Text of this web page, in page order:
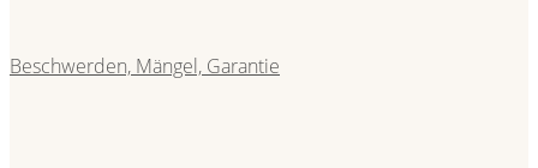
Beschwerden, Mängel, Garantie